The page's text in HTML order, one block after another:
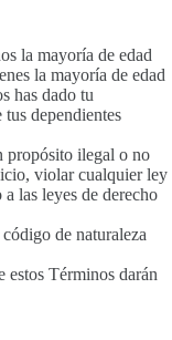
la mayoría de edad
la mayoría de edad
has dado tu
dependientes
propósito ilegal o no
violar cualquier ley
las leyes de derecho
de naturaleza
Términos darán